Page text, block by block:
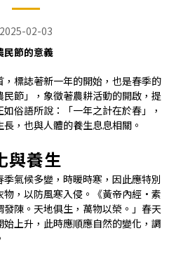
2025-02-03
民節的意義
標誌著新一年的開始，也是春季的
節」，象徵著農耕活動的開啟，提
俗語所說：「一年之計在於春」，
，也與人體的養生息息相關。
與養生
氣候多變，時暖時寒，因此應特別
物，以防風寒入侵。《黃帝內經•素
陳。天地俱生，萬物以榮。」春天
上升，此時應順應自然的變化，調